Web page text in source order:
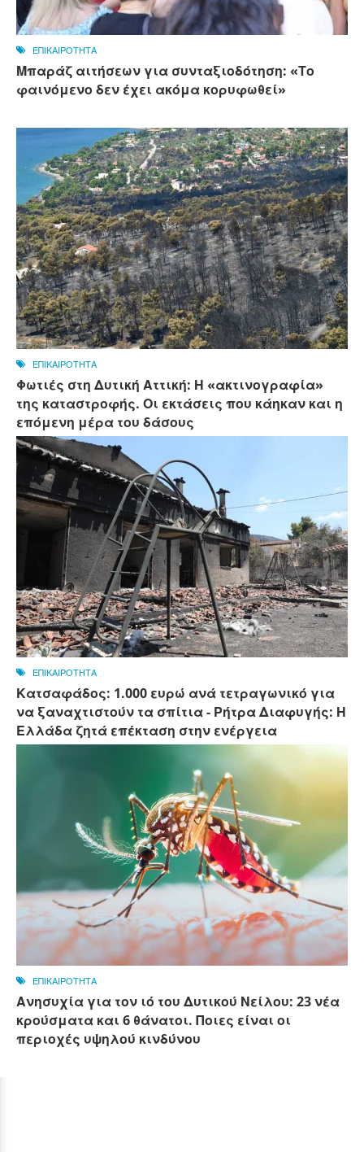
ΕΠΙΚΑΙΡΟΤΗΤΑ
Μπαράζ αιτήσεων για συνταξιοδότηση: «Το
φαινόμενο δεν έχει ακόμα κορυφωθεί»
ΕΠΙΚΑΙΡΟΤΗΤΑ
Φωτιές στη Δυτική Αττική: Η «ακτινογραφία»
της καταστροφής. Οι εκτάσεις που κάηκαν και η
επόμενη μέρα του δάσους
ΕΠΙΚΑΙΡΟΤΗΤΑ
Κατσαφάδος: 1.000 ευρώ ανά τετραγωνικό για
να ξαναχτιστούν τα σπίτια - Ρήτρα Διαφυγής: Η
Ελλάδα ζητά επέκταση στην ενέργεια
ΕΠΙΚΑΙΡΟΤΗΤΑ
Ανησυχία για τον ιό του Δυτικού Νείλου: 23 νέα
κρούσματα και 6 θάνατοι. Ποιες είναι οι
περιοχές υψηλού κινδύνου